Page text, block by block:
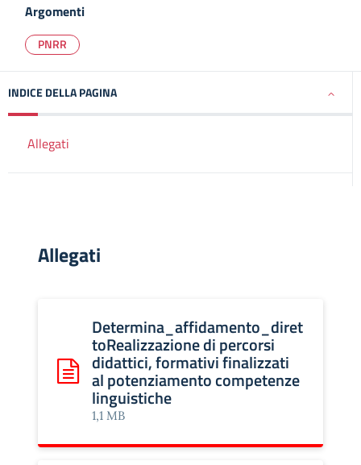
Argomenti
PNRR
INDICE DELLA PAGINA
Allegati
Allegati
Scarica:
Determina_affidamento_diret
toRealizzazione di percorsi
didattici, formativi finalizzati
al potenziamento competenze
linguistiche
1,1 MB